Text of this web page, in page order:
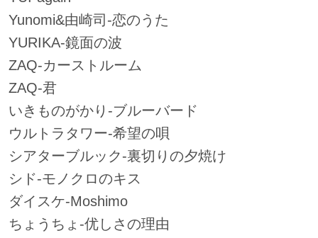
Yunomi&由崎司-恋のうた
YURIKA-鏡面の波
ZAQ-カーストルーム
ZAQ-君
いきものがかり-ブルーバード
ウルトラタワー-希望の唄
シアターブルック-裏切りの夕焼け
シド-モノクロのキス
ダイスケ-Moshimo
ちょうちょ-优しさの理由